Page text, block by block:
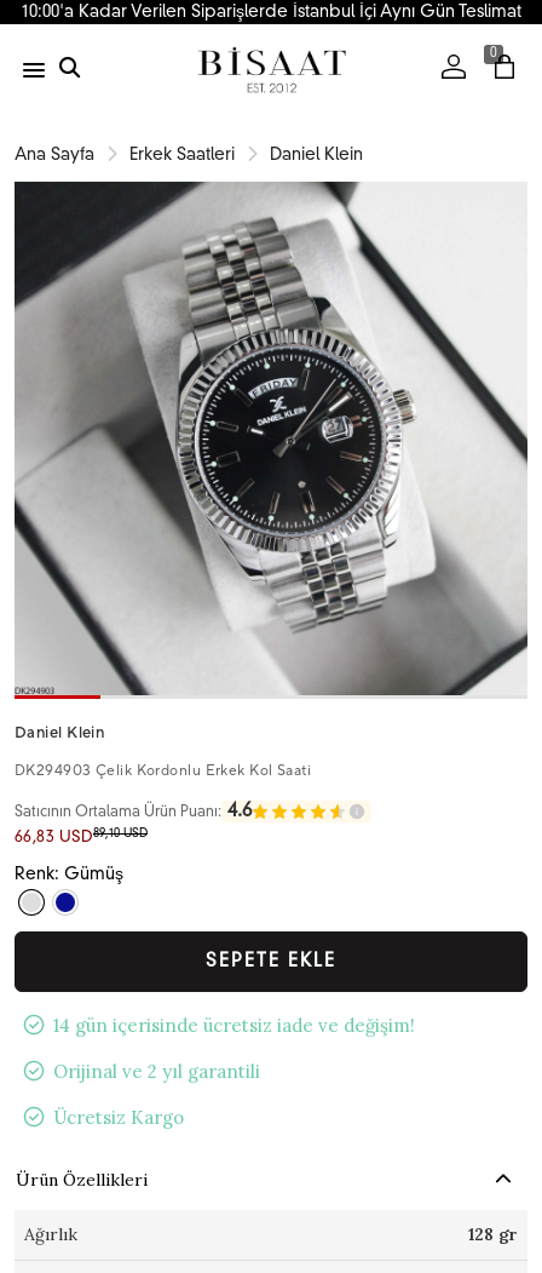
10:00'a Kadar Verilen Siparişlerde İstanbul İçi Aynı Gün Teslimat
0
Ana Sayfa Erkek Saatleri Daniel Klein
Daniel Klein
DK294903 Çelik Kordonlu Erkek Kol Saati
Satıcının Ortalama Ürün Puanı: 4.6
66,83 USD89,10 USD
Renk: Gümüş
SEPETE EKLE
14 gün içerisinde ücretsiz iade ve değişim!
Orijinal ve 2 yıl garantili
Ücretsiz Kargo
Ürün Özellikleri
Ağırlık 128 gr